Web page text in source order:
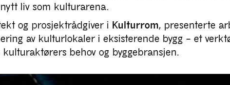
liv som kulturarena.
og prosjektrådgiver i Kulturrom, presenterte
av kulturlokaler i eksisterende bygg – et
behov og byggebransjen.